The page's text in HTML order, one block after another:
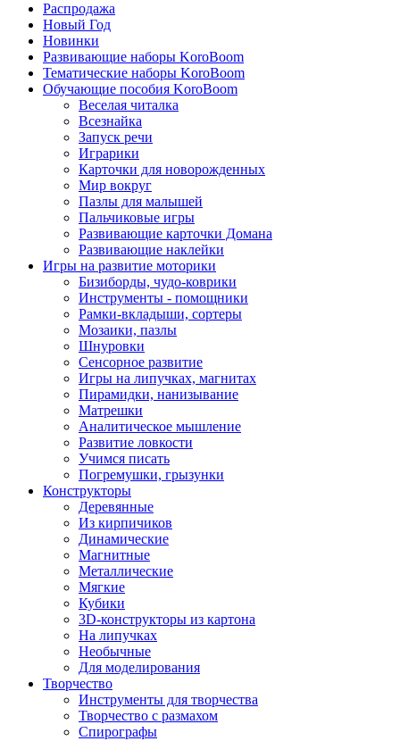
Распродажа
Новый Год
Новинки
Развивающие наборы KoroBoom
Тематические наборы KoroBoom
Обучающие пособия KoroBoom
Веселая читалка
Всезнайка
Запуск речи
Играрики
Карточки для новорожденных
Мир вокруг
Пазлы для малышей
Пальчиковые игры
Развивающие карточки Домана
Развивающие наклейки
Игры на развитие моторики
Бизиборды, чудо-коврики
Инструменты - помощники
Рамки-вкладыши, сортеры
Мозаики, пазлы
Шнуровки
Сенсорное развитие
Игры на липучках, магнитах
Пирамидки, нанизывание
Матрешки
Аналитическое мышление
Развитие ловкости
Учимся писать
Погремушки, грызунки
Конструкторы
Деревянные
Из кирпичиков
Динамические
Магнитные
Металлические
Мягкие
Кубики
3D-конструкторы из картона
На липучках
Необычные
Для моделирования
Творчество
Инструменты для творчества
Творчество с размахом
Спирографы